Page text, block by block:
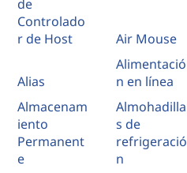
de
Controlado
r de Host
Air Mouse
Alias
Alimentació
n en línea
Almacenam
iento
Permanent
e
Almohadilla
s de
refrigeració
n